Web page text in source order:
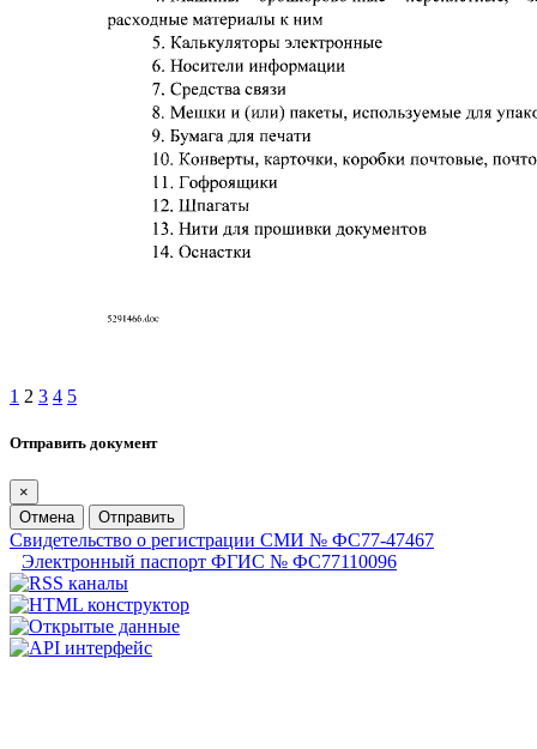
1 2 3 4 5
Отправить документ
×
Отмена
Отправить
Свидетельство о регистрации СМИ № ФС77-47467
Электронный паспорт ФГИС № ФС77110096